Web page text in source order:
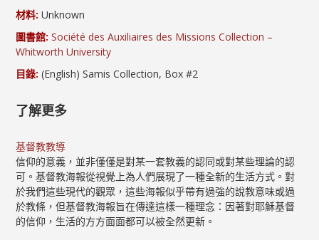
材料: Unknown
圖書館: Société des Auxiliaires des Missions Collection –
Whitworth University
目錄: (English) Samis Collection, Box #2
了解更多
基督教教導
信仰的意義，並非僅僅是對某一套教義的認同或對某些理論的認
可。基督教海報從視覺上為人們展現了一種全新的生活方式。對
於我們這些現代的觀眾，這些海報似乎帶有過強的說教意味或過
於教條，但基督教海報旨在傳達這樣一種理念：因著對耶穌基督
的信仰，生活的方方面面都可以被全然更新。